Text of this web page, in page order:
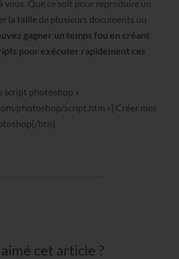
vous. Que ce soit pour reproduire un
la taille de plusieurs documents ou
gagner un temps fou en créant
pour exécuter rapidement ces
photoshop »
photoshop/script.htm »] Créer mes
btn]
cet article ?